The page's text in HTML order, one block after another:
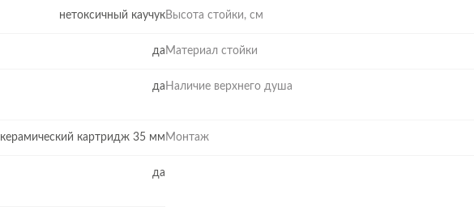
нетоксичный каучукВысота стойки, см
да Материал стойки
да Наличие верхнего душа
керамический картридж 35 мм Монтаж
да